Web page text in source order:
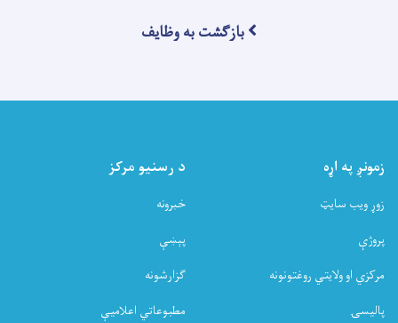
بازگشت به وظایف
زمونږ په اړه
زوړ ویب سایټ
پروژې
مرکزي او ولایتي روغتونونه
پالیسۍ
د رسنیو مرکز
خبرونه
پېښې
ګزارشونه
مطبوعاتي اعلامیې